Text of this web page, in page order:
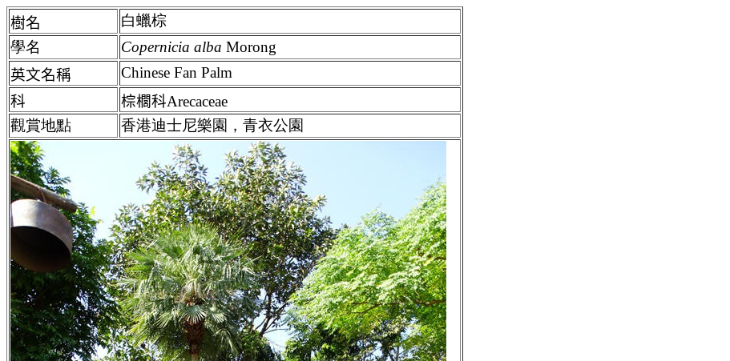
樹名
白蠟棕
學名
Copernicia alba Morong
英文名稱
Chinese Fan Palm
科
棕櫚科Arecaceae
觀賞地點
香港迪士尼樂園，青衣公園